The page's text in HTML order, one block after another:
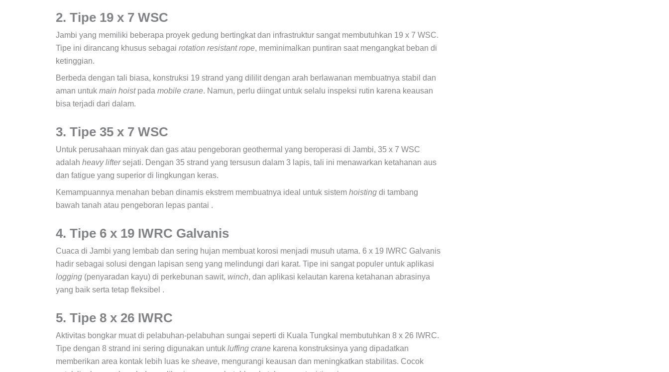
2. Tipe 19 x 7 WSC
Jambi yang memiliki beberapa proyek gedung bertingkat dan infrastruktur sangat membutuhkan 19 x 7 WSC.
Tipe ini dirancang khusus sebagai rotation resistant rope, meminimalkan puntiran saat mengangkat beban di
ketinggian.
Berbeda dengan tali biasa, konstruksi 19 strand yang dililit dengan arah berlawanan membuatnya stabil dan
aman untuk main hoistpada mobile crane. Namun, perlu diingat untuk selalu inspeksi rutin karena keausan
bisa terjadi dari dalam.
3. Tipe 35 x 7 WSC
Untuk perusahaan minyak dan gas atau pengeboran geothermal yang beroperasi di Jambi, 35 x 7 WSC
adalah heavy liftersejati. Dengan 35 strand yang tersusun dalam 3 lapis, tali ini menawarkan ketahanan aus
dan fatigue yang superior di lingkungan keras.
Kemampuannya menahan beban dinamis ekstrem membuatnya ideal untuk sistem hoisting di tambang
bawah tanah atau pengeboran lepas pantai .
4. Tipe 6 x 19 IWRC Galvanis
Cuaca di Jambi yang lembab dan sering hujan membuat korosi menjadi musuh utama. 6 x 19 IWRC Galvanis
hadir sebagai solusi dengan lapisan seng yang melindungi dari karat. Tipe ini sangat populer untuk aplikasi
logging (penyaradan kayu) di perkebunan sawit, winch, dan aplikasi kelautan karena ketahanan abrasinya
yang baik serta tetap fleksibel .
5. Tipe 8 x 26 IWRC
Aktivitas bongkar muat di pelabuhan-pelabuhan sungai seperti di Kuala Tungkal membutuhkan 8 x 26 IWRC.
Tipe dengan 8 strand ini sering digunakan untuk luffing crane karena konstruksinya yang dipadatkan
memberikan area kontak lebih luas ke sheave, mengurangi keausan dan meningkatkan stabilitas. Cocok